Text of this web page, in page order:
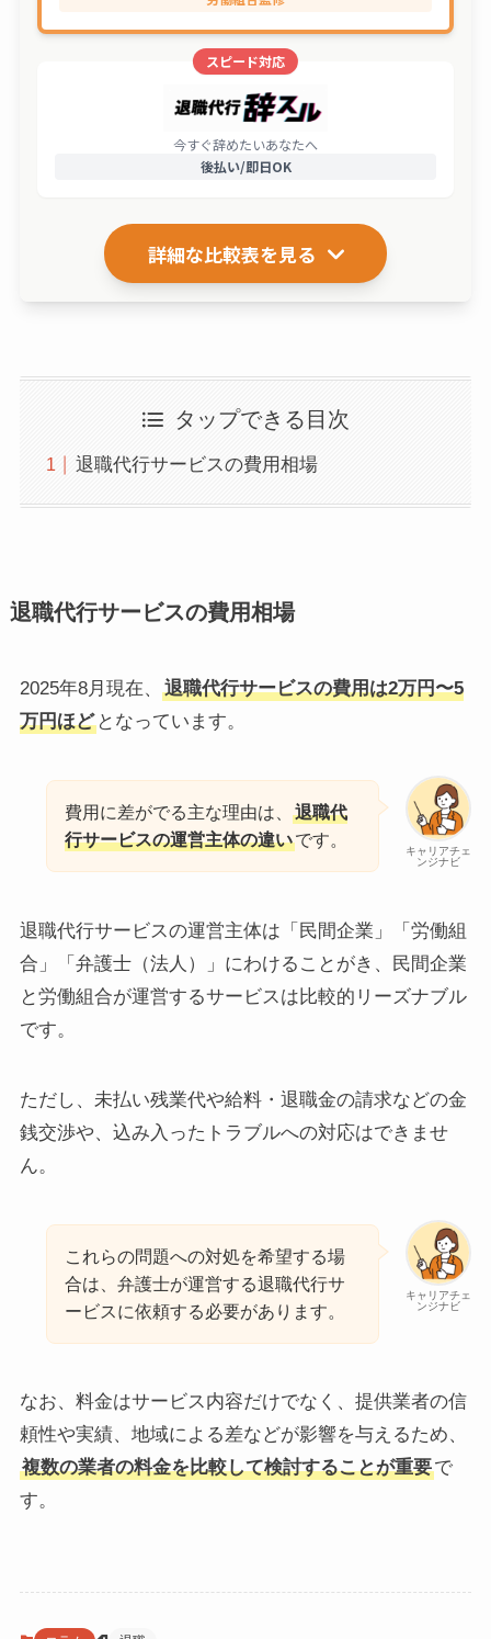
スピード対応
今すぐ辞めたいあなたへ
後払い/即日OK
詳細な比較表を見る
タップできる目次
退職代行サービスの費用相場
退職代行サービスの費用相場
2025年8月現在、
退職代行サービスの費用は2万円〜5
万円ほどとなっています。
キャリアチェ
ンジナビ
費用に差がでる主な理由は、退職代
行サービスの運営主体の違いです。
退職代行サービスの運営主体は「民間企業」「労働組
合」「弁護士（法人）」にわけることがき、民間企業
と労働組合が運営するサービスは比較的リーズナブル
です。
ただし、未払い残業代や給料・退職金の請求などの金
銭交渉や、込み入ったトラブルへの対応はできませ
ん。
キャリアチェ
ンジナビ
これらの問題への対処を希望する場
合は、弁護士が運営する退職代行サ
ービスに依頼する必要があります。
なお、料金はサービス内容だけでなく、提供業者の信
頼性や実績、地域による差などが影響を与えるため、
複数の業者の料金を比較して検討することが重要で
す。